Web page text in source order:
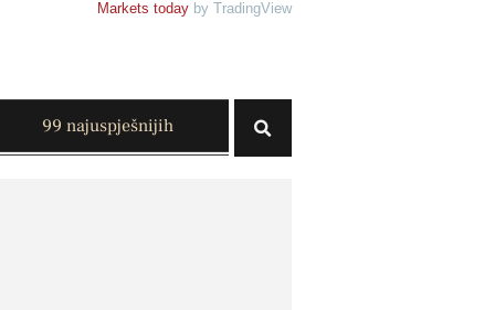
Markets today by TradingView
99 najuspješnijih